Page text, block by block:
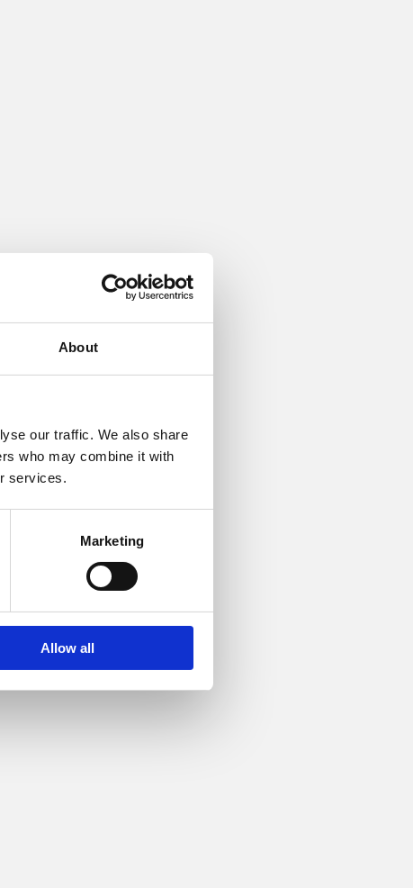
About
our traffic. We also share
who may combine it with
services.
Marketing
Allow all